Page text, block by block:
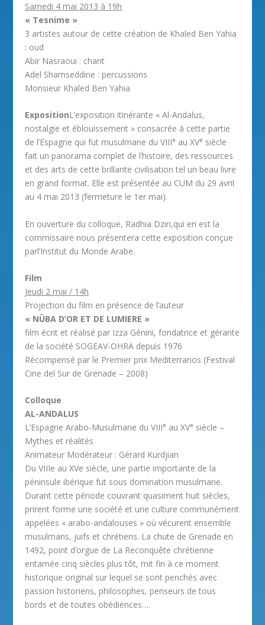
Samedi 4 mai 2013 à 19h
« Tesnime »
3 artistes autour de cette création de Khaled Ben Yahia
: oud
Abir Nasraoui : chant
Adel Shamseddine : percussions
Monsieur Khaled Ben Yahia
ExpositionL’exposition itinérante « Al-Andalus,
nostalgie et éblouissement » consacrée à cette partie
de l’Espagne qui fut musulmane du VIII° au XV° siècle
fait un panorama complet de l’histoire, des ressources
et des arts de cette brillante civilisation tel un beau livre
en grand format. Elle est présentée au CUM du 29 avril
au 4 mai 2013 (fermeture le 1er mai).
En ouverture du colloque, Radhia Dziri,qui en est la
commissaire nous présentera cette exposition conçue
parl’Institut du Monde Arabe.
Film
Jeudi 2 mai / 14h
Projection du film en présence de l’auteur
« NÛBA D’OR ET DE LUMIERE »
film écrit et réalisé par Izza Génini, fondatrice et gérante
de la société SOGEAV-OHRA depuis 1976
Récompensé par le Premier prix Mediterranos (Festival
Cine del Sur de Grenade – 2008)
Colloque
AL-ANDALUS
L’Espagne Arabo-Musulmane du VIII° au XV° siècle –
Mythes et réalités
Animateur Modérateur : Gérard Kurdjian
Du VIIIe au XVe siècle, une partie importante de la
péninsule ibérique fut sous domination musulmane.
Durant cette période couvrant quasiment huit siècles,
prirent forme une société et une culture communément
appelées « arabo-andalouses » où vécurent ensemble
musulmans, juifs et chrétiens. La chute de Grenade en
1492, point d’orgue de La Reconquête chrétienne
entamée cinq siècles plus tôt, mit fin à ce moment
historique original sur lequel se sont penchés avec
passion historiens, philosophes, penseurs de tous
bords et de toutes obédiences….